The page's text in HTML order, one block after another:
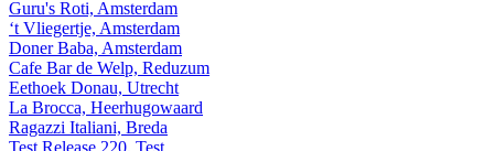
Guru's Roti, Amsterdam
‘t Vliegertje, Amsterdam
Doner Baba, Amsterdam
Cafe Bar de Welp, Reduzum
Eethoek Donau, Utrecht
La Brocca, Heerhugowaard
Ragazzi Italiani, Breda